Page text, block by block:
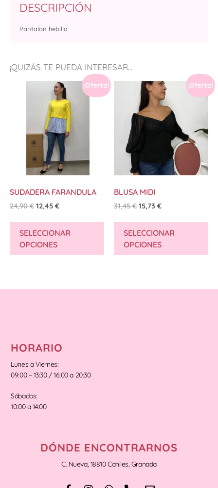
¡QUIZÁS TE PUEDA INTERESAR...
¡Oferta!
SUDADERA FARANDULA
24,90€ 12,45 €
SELECCIONAR
OPCIONES
¡Oferta!
BLUSA MIDI
31,45€ 15,73 €
SELECCIONAR
OPCIONES
DESCRIPCIÓN
Pantalon hebilla
HORARIO
Lunes a Viernes:
09:00 – 13:30 / 16:00 a 20:30
Sábados:
10:00 a 14:00
DÓNDE ENCONTRARNOS
C. Nueva, 18810 Caniles, Granada